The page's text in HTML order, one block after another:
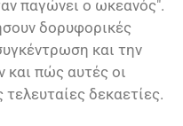
παγώνει ο ωκεανός".
δορυφορικές
και την
πώς αυτές οι
δεκαετίες.